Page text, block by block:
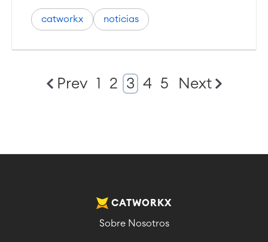
catworkx noticias
Prev 1 2 3 4 5 Next
CATWORKX
Sobre Nosotros